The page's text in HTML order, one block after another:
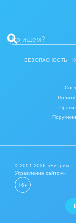
IT, Интернет
Культурные
Мебель, лес,
Металлургия
Мода, одежда,
БЕЗОПАСНОСТЬ
© 2001-2026
Управление сайтом»
16+